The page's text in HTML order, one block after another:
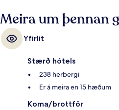
Centre lestarstöðin er í 6 mínútna
lestarstöðin í 10 mínútna.
Meira um þennan
Yfirlit
Stærð hótels
238 herbergi
Er á meira en 15 hæðum
Koma/brottför